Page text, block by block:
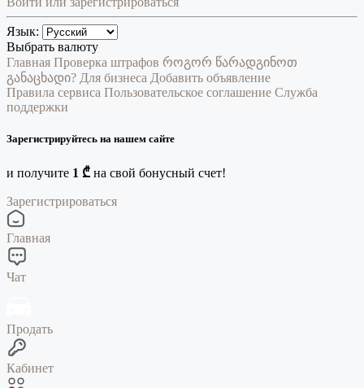
Язык:
Выбрать валюту
Главная Проверка штрафов როგორ წარადგინოთ
განაცხადი? Для бизнеса Добавить объявление
Правила сервиса Пользовательское соглашение Служба
поддержки
Зарегистрируйтесь на нашем сайте
и получите 1 ₾ на свой бонусный счет!
Зарегистрироваться
Главная
Чат
Продать
Кабинет